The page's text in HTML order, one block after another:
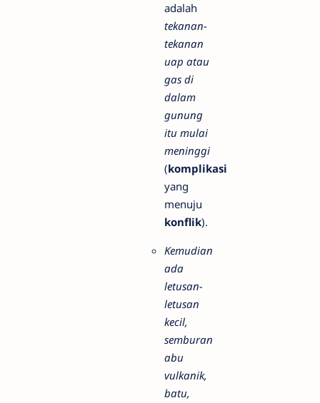
adalah
tekanan-
tekanan
uap atau
gas di
dalam
gunung
itu mulai
meninggi
(komplikasi
yang
menuju
konflik).
Kemudian
ada
letusan-
letusan
kecil,
semburan
abu
vulkanik,
batu,